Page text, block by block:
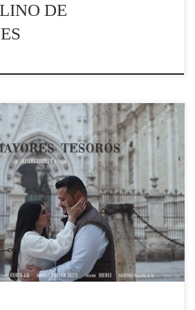
DE
#videografo
#fashion,
,#love,
#bodasevilla,
#art.